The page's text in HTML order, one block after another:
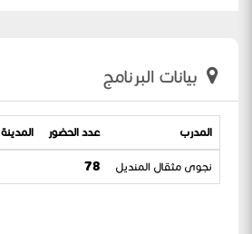
بيانات البرنامج
المدرب عدد الحضور المدينة
نجوى مثقال المنديل 78